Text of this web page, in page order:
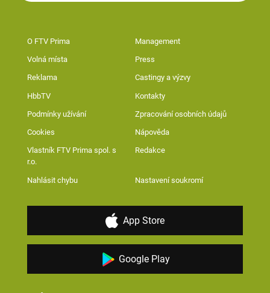
O FTV Prima Management
Volná místa Press
Reklama Castingy a výzvy
HbbTV Kontakty
Podmínky užívání Zpracování osobních údajů
Cookies Nápověda
Vlastník FTV Prima spol. s
r.o.
Redakce
Nahlásit chybu Nastavení soukromí
App Store
Google Play